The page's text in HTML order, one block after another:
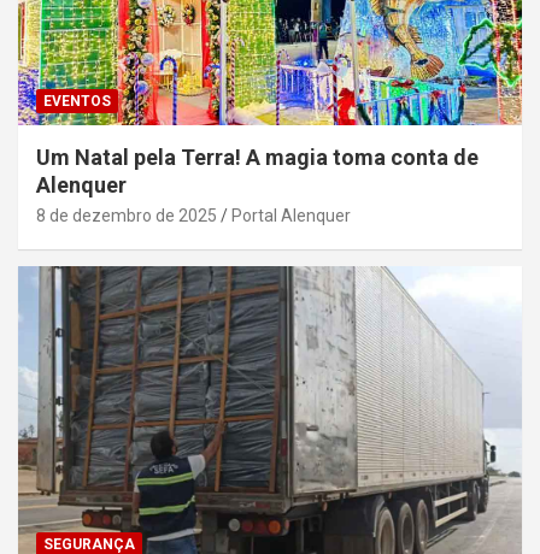
EVENTOS
Um Natal pela Terra! A magia toma conta de
Alenquer
8 de dezembro de 2025 Portal Alenquer
SEGURANÇA